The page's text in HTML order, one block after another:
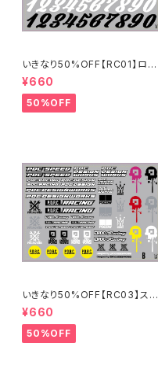
いきなり50%OFF【RC01】ロゴ
ステッカー2024
¥660
50%OFF
いきなり50%OFF【RC03】スポ
ンサーステッカーB 2024
¥660
50%OFF